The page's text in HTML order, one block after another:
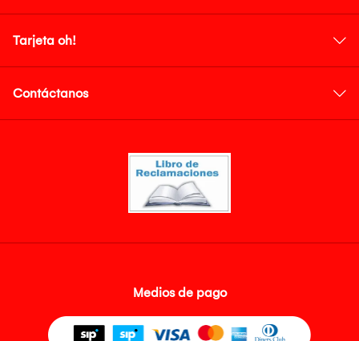
Tarjeta oh!
Contáctanos
Medios de pago